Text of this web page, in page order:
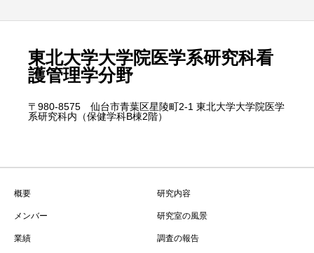
東北大学大学院医学系研究科看
護管理学分野
〒980-8575 仙台市青葉区星陵町2-1 東北大学大学院医学
系研究科内（保健学科B棟2階）
概要 研究内容
メンバー 研究室の風景
業績 調査の報告